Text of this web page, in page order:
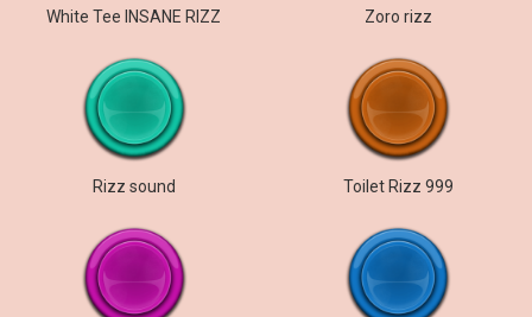
White Tee INSANE RIZZ Zoro rizz
Rizz sound Toilet Rizz 999